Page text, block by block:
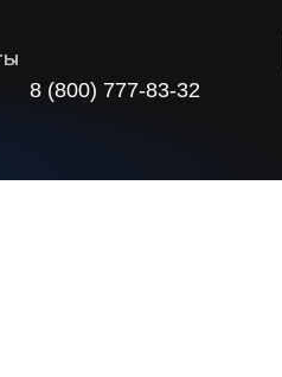
8 (800) 777-83-32